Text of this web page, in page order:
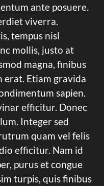
ante posuere.
viverra.
tempus nisl
mollis, justo at
magna, finibus
erat. Etiam gravida
sapien.
efficitur. Donec
Integer sed
quam vel felis
efficitur. Nam id
purus et congue
turpis, quis finibus